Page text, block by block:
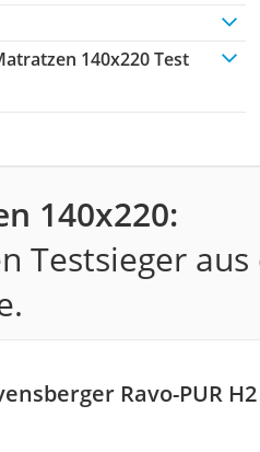
140x220 Test
140x220:
Testsieger
Ravo-PUR H2